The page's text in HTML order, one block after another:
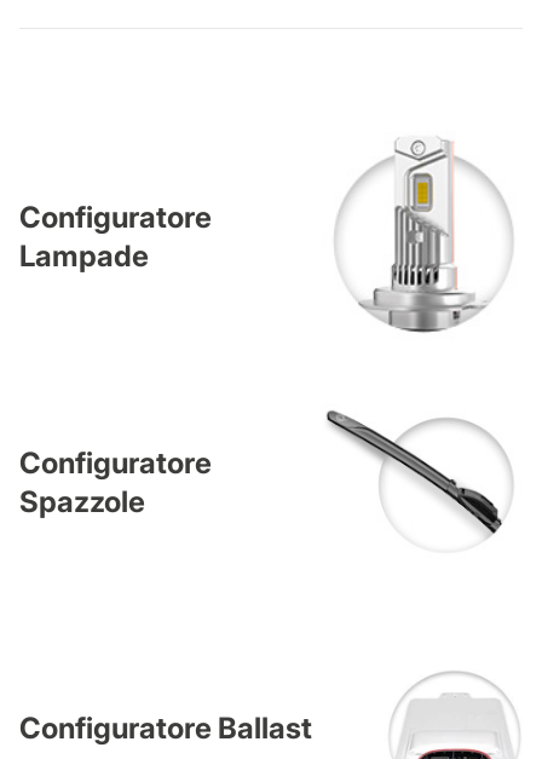
Configuratore
Lampade
Configuratore
Spazzole
Configuratore Ballast